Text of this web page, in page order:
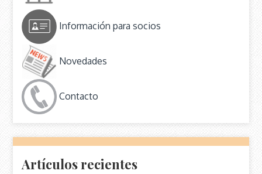
Información para socios
Novedades
Contacto
Artículos recientes